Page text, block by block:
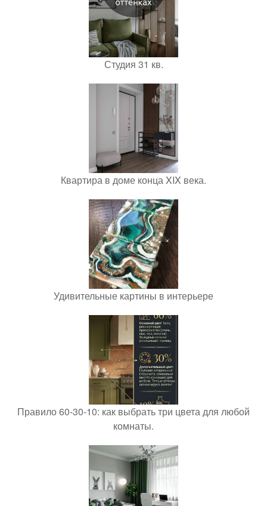
Студия 31 кв.
Квартира в доме конца XIX века.
Удивительные картины в интерьере
Правило 60-30-10: как выбрать три цвета для любой
комнаты.